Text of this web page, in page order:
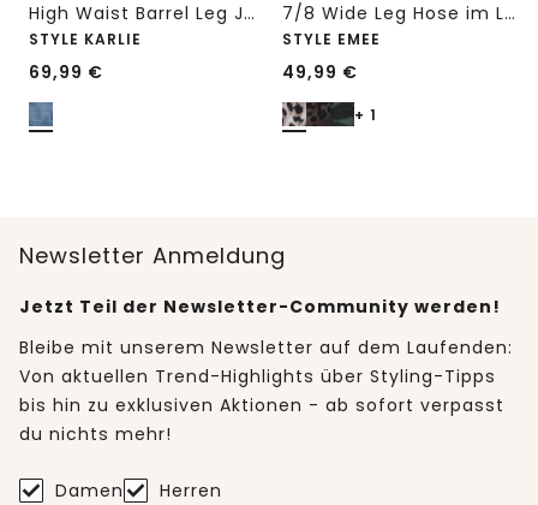
High Waist Barrel Leg Jeans im Loose Fit
STYLE KARLIE
69,99 €
7/8 Wide Leg Hose im Loose Fit mit Print
STYLE EMEE
49,99 €
+ 1
Newsletter Anmeldung
Jetzt Teil der Newsletter-Community werden!
Bleibe mit unserem Newsletter auf dem Laufenden:
Von aktuellen Trend-Highlights über Styling-Tipps
bis hin zu exklusiven Aktionen - ab sofort verpasst
du nichts mehr!
Damen Herren